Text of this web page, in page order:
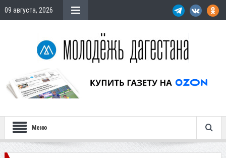
09 августа, 2026
Меню